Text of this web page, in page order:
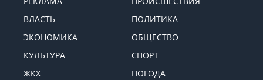
ВЛАСТЬ
ПОЛИТИКА
ЭКОНОМИКА
ОБЩЕСТВО
КУЛЬТУРА
СПОРТ
ЖКХ
ПОГОДА